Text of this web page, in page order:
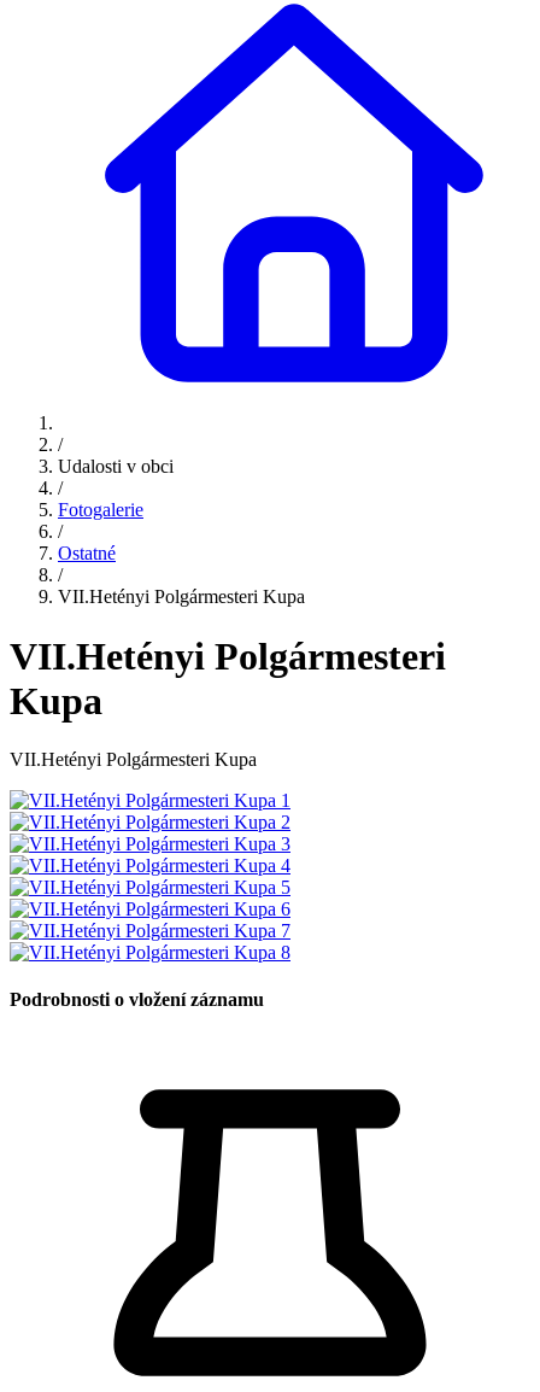
/
Udalosti v obci
/
Fotogalerie
/
Ostatné
/
VII.Hetényi Polgármesteri Kupa
VII.Hetényi Polgármesteri
Kupa
VII.Hetényi Polgármesteri Kupa
Podrobnosti o vložení záznamu